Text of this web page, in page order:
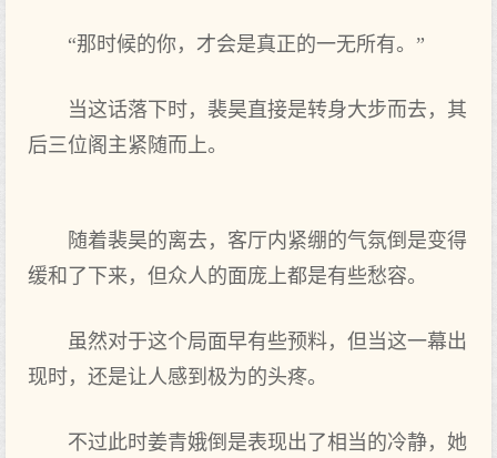
“那时候的你，才会是真正的一无所有。”
当这话落下时，裴昊直接是转身大步而去，其
后三位阁主紧随而上。
随着裴昊的离去，客厅内紧绷的气氛倒是变得
缓和了下来，但众人的面庞上都是有些愁容。
虽然对于这个局面早有些预料，但当这一幕出
现时，还是让人感到极为的头疼。
不过此时姜青娥倒是表现出了相当的冷静，她